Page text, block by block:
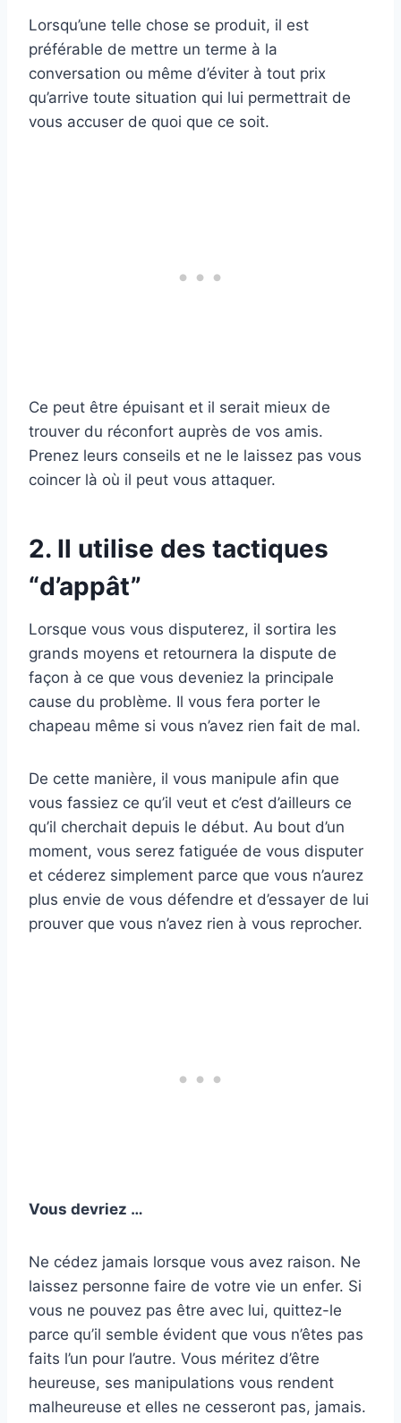
Lorsqu’une telle chose se produit, il est
préférable de mettre un terme à la
conversation ou même d’éviter à tout prix
qu’arrive toute situation qui lui permettrait de
vous accuser de quoi que ce soit.
Ce peut être épuisant et il serait mieux de
trouver du réconfort auprès de vos amis.
Prenez leurs conseils et ne le laissez pas vous
coincer là où il peut vous attaquer.
2. Il utilise des tactiques
“d’appât”
Lorsque vous vous disputerez, il sortira les
grands moyens et retournera la dispute de
façon à ce que vous deveniez la principale
cause du problème. Il vous fera porter le
chapeau même si vous n’avez rien fait de mal.
De cette manière, il vous manipule afin que
vous fassiez ce qu’il veut et c’est d’ailleurs ce
qu’il cherchait depuis le début. Au bout d’un
moment, vous serez fatiguée de vous disputer
et céderez simplement parce que vous n’aurez
plus envie de vous défendre et d’essayer de lui
prouver que vous n’avez rien à vous reprocher.
Vous devriez …
Ne cédez jamais lorsque vous avez raison. Ne
laissez personne faire de votre vie un enfer. Si
vous ne pouvez pas être avec lui, quittez-le
parce qu’il semble évident que vous n’êtes pas
faits l’un pour l’autre. Vous méritez d’être
heureuse, ses manipulations vous rendent
malheureuse et elles ne cesseront pas, jamais.